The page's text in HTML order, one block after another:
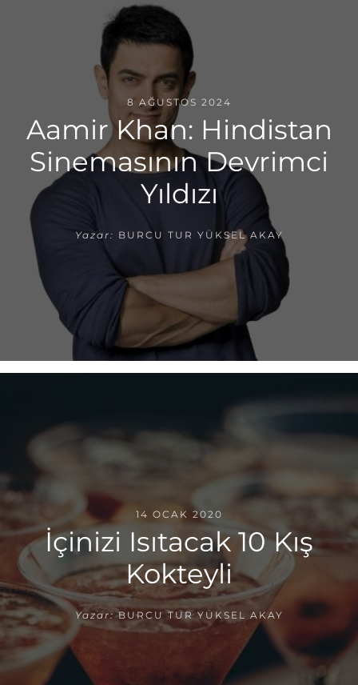
8 AĞUSTOS 2024
Aamir Khan: Hindistan
Sinemasının Devrimci
Yıldızı
Yazar: BURCU TUR YÜKSEL AKAY
14 OCAK 2020
İçinizi Isıtacak 10 Kış
Kokteyli
Yazar: BURCU TUR YÜKSEL AKAY